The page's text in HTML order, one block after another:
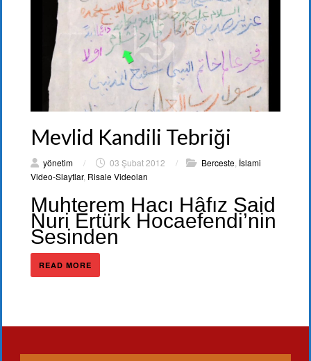
Mevlid Kandili Tebriği
yönetim / 03 Şubat 2012 / Berceste İslami
Video-Slaytlar, Risale Videoları
Muhterem Hacı Hâfız Said
Nuri Ertürk Hocaefendi’nin
Sesinden
READ MORE